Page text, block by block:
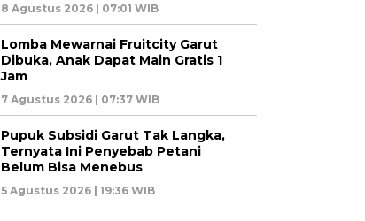
8 Agustus 2026 | 07:01 WIB
Lomba Mewarnai Fruitcity Garut
Dibuka, Anak Dapat Main Gratis 1
Jam
7 Agustus 2026 | 07:37 WIB
Pupuk Subsidi Garut Tak Langka,
Ternyata Ini Penyebab Petani
Belum Bisa Menebus
5 Agustus 2026 | 19:36 WIB